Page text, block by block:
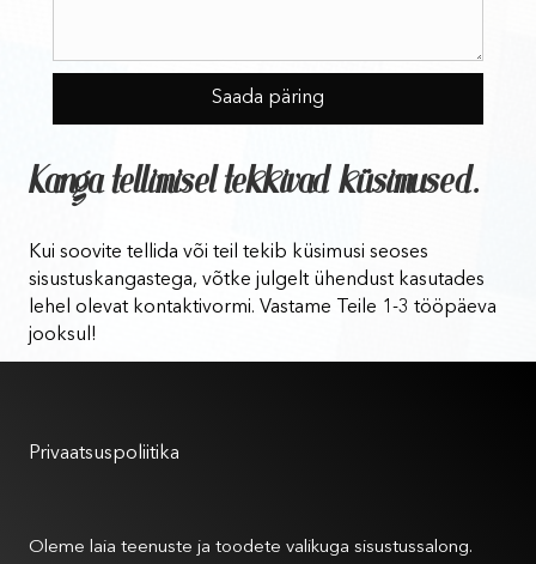
Kanga tellimisel tekkivad küsimused.
Kui soovite tellida või teil tekib küsimusi seoses
sisustuskangastega, võtke julgelt ühendust kasutades
lehel olevat kontaktivormi. Vastame Teile 1-3 tööpäeva
jooksul!
Privaatsuspoliitika
Oleme laia teenuste ja toodete valikuga sisustussalong.